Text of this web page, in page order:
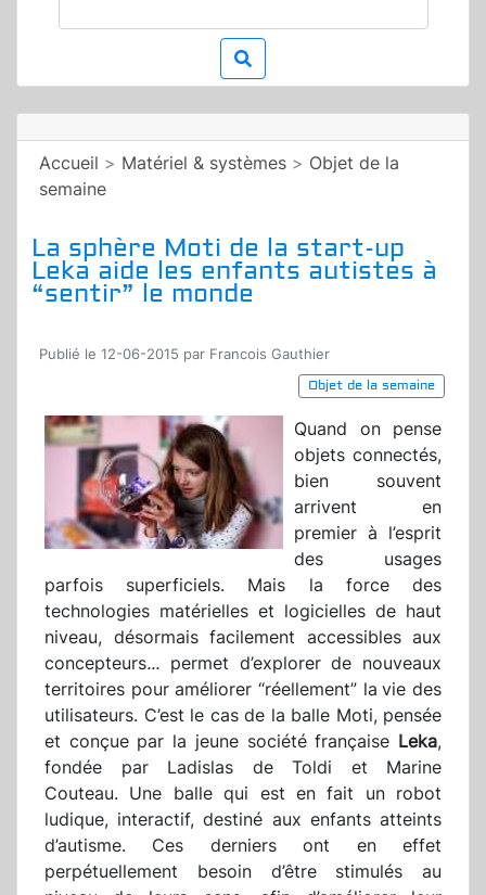
Accueil > Matériel & systèmes > Objet de la
semaine
La sphère Moti de la start-up
Leka aide les enfants autistes à
“sentir” le monde
Publié le 12-06-2015 par Francois Gauthier
Objet de la semaine
Quand on pense
objets connectés,
bien souvent
arrivent en
premier à l’esprit
des usages
parfois superficiels. Mais la force des
technologies matérielles et logicielles de haut
niveau, désormais facilement accessibles aux
concepteurs... permet d’explorer de nouveaux
territoires pour améliorer “réellement” la vie des
utilisateurs. C’est le cas de la balle Moti, pensée
et conçue par la jeune société française Leka,
fondée par Ladislas de Toldi et Marine
Couteau. Une balle qui est en fait un robot
ludique, interactif, destiné aux enfants atteints
d’autisme. Ces derniers ont en effet
perpétuellement besoin d’être stimulés au